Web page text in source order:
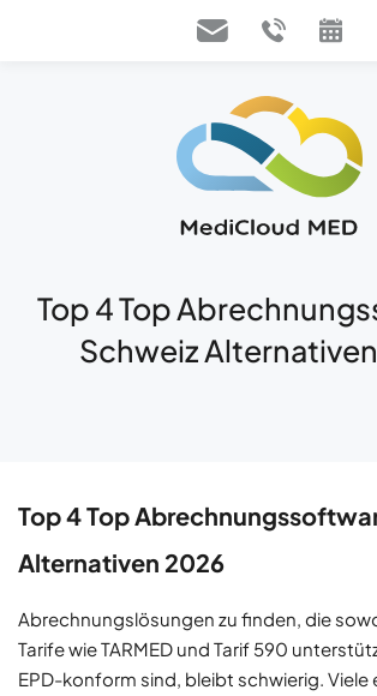
Top 4 Top
Schweiz
Top 4 Top
Alternativen 2026
Abrechnungslösungen zu finden, die
Tarife wie TARMED und Tarif 590
EPD-konform sind, bleibt schwierig. Viele